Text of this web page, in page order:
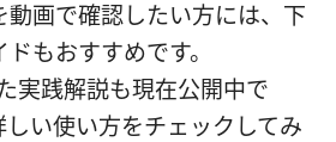
動画で確認したい方には、下
もおすすめです。
実践解説も現在公開中で
い使い方をチェックしてみ